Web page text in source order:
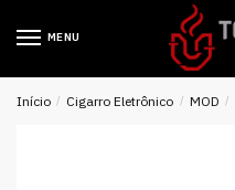
MENU
Início / Cigarro Eletrônico / MOD /